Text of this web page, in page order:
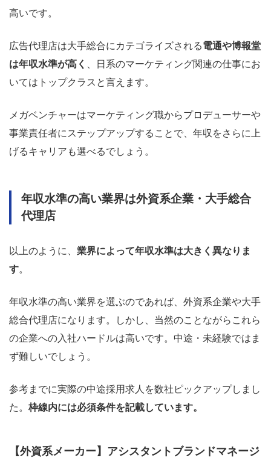
高いです。
広告代理店は大手総合にカテゴライズされる電通や博報堂
は年収水準が高く
、日系のマーケティング関連の仕事にお
いてはトップクラスと言えます。
メガベンチャーはマーケティング職からプロデューサーや
事業責任者にステップアップすることで、年収をさらに上
げるキャリアも選べるでしょう。
年収水準の高い業界は外資系企業・大手総合
代理店
以上のように、 業界によって年収水準は大きく異なりま
す。
年収水準の高い業界を選ぶのであれば、外資系企業や大手
総合代理店になります。しかし、当然のことながらこれら
の企業への入社ハードルは高いです。中途・未経験ではま
ず難しいでしょう。
参考までに実際の中途採用求人を数社ピックアップしまし
た。 枠線内には必須条件を記載しています。
【外資系メーカー】アシスタントブランドマネージ